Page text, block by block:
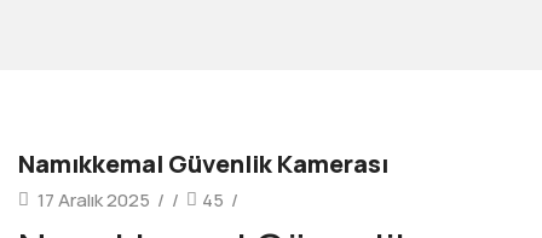
Namıkkemal Güvenlik Kamerası
17 Aralık 2025 / / 45 /